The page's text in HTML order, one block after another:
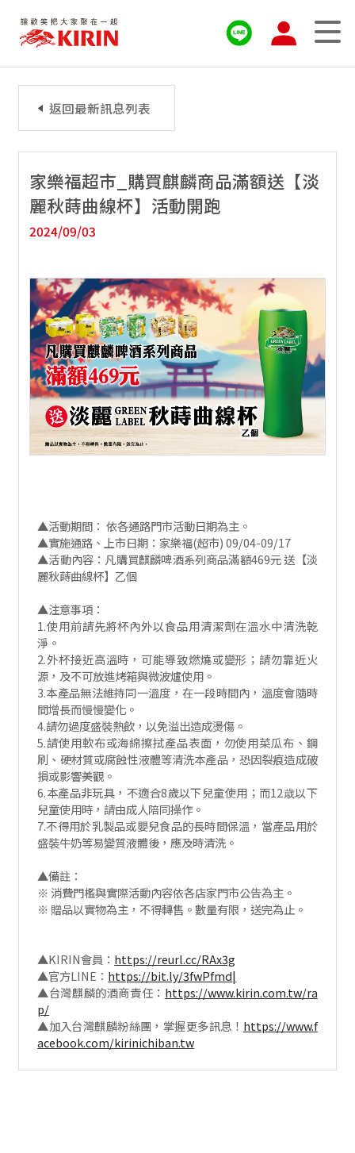
家樂福超市_購買麒麟商品滿額送【淡
麗秋蒔曲線杯】活動開跑
2024/09/03
▲活動期間： 依各通路門市活動日期為主。
▲實施通路、上市日期：家樂福(超市) 09/04-09/17
▲活動內容：凡購買麒麟啤酒系列商品滿額469元 送【淡
麗秋蒔曲線杯】乙個
▲注意事項：
1.使用前請先將杯內外以食品用清潔劑在溫水中清洗乾
淨。
2.外杯接近高溫時，可能導致燃燒或變形；請勿靠近火
源，及不可放進烤箱與微波爐使用。
3.本產品無法維持同一溫度，在一段時間內，溫度會隨時
間增長而慢慢變化。
4.請勿過度盛裝熱飲，以免溢出造成燙傷。
5.請使用軟布或海綿擦拭產品表面，勿使用菜瓜布、鋼
刷、硬材質或腐蝕性液體等清洗本產品，恐因裂痕造成破
損或影響美觀。
6.本產品非玩具，不適合8歲以下兒童使用；而12歳以下
兒童使用時，請由成人陪同操作。
7.不得用於乳製品或嬰兒食品的長時間保溫，當產品用於
盛裝牛奶等易變質液體後，應及時清洗。
▲備註：
※ 消費門檻與實際活動內容依各店家門市公告為主。
※ 贈品以實物為主，不得轉售。數量有限，送完為止。
▲KIRIN會員： https://reurl.cc/RAx3g
▲官方LINE： https://bit.ly/3fwPfmd|
▲台灣麒麟的酒商責任： https://www.kirin.com.tw/ra
p/
▲加入台灣麒麟粉絲團，掌握更多訊息！ https://www.f
acebook.com/kirinichiban.tw
返回最新訊息列表